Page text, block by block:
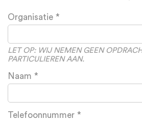
Leave
this
blank
Organisatie
LET OP: WIJ NEMEN GEEN
PARTICULIEREN AAN.
Naam
Telefoonnummer